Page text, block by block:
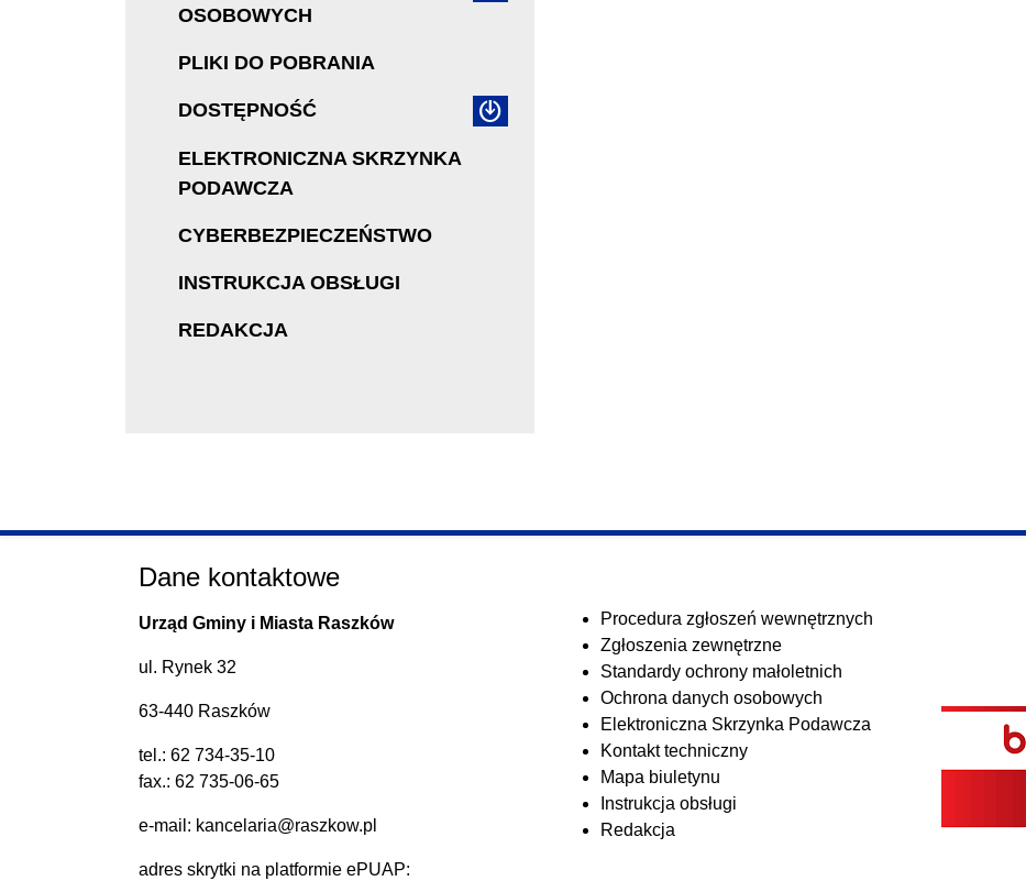
OSOBOWYCH
PLIKI DO POBRANIA
DOSTĘPNOŚĆ
ELEKTRONICZNA SKRZYNKA
PODAWCZA
CYBERBEZPIECZEŃSTWO
INSTRUKCJA OBSŁUGI
REDAKCJA
Dane kontaktowe
Urząd Gminy i Miasta Raszków
ul. Rynek 32
63-440 Raszków
tel.: 62 734-35-10
fax.: 62 735-06-65
e-mail: kancelaria@raszkow.pl
adres skrytki na platformie ePUAP:
Procedura zgłoszeń wewnętrznych
Zgłoszenia zewnętrzne
Standardy ochrony małoletnich
Ochrona danych osobowych
Elektroniczna Skrzynka Podawcza
Kontakt techniczny
Mapa biuletynu
Instrukcja obsługi
Redakcja